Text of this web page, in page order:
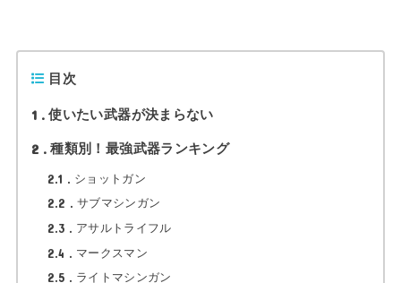
目次
1 使いたい武器が決まらない
2 種類別！最強武器ランキング
2.1 ショットガン
2.2 サブマシンガン
2.3 アサルトライフル
2.4 マークスマン
2.5 ライトマシンガン